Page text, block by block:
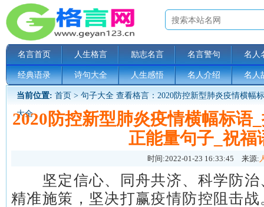
名言首页 人生格言 励志名言 名言警句 名人
经典语录 诗句大全 人生感悟 名人介绍 名人
当前位置: 首页 > 句子大全 查看格言：2020防控新型肺炎疫情横幅
大全
2020防控新型肺炎疫情横幅标语
正能量句子_祝福
时间:2022-01-23 16:33:45 来源:
坚定信心、同舟共济、科学防治
精准施策，坚决打赢疫情防控阻击战